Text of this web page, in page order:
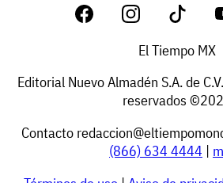
El Tiempo MX
Editorial Nuevo Almadén S.A. de
reservados
Contacto
(866) 634 4444 |